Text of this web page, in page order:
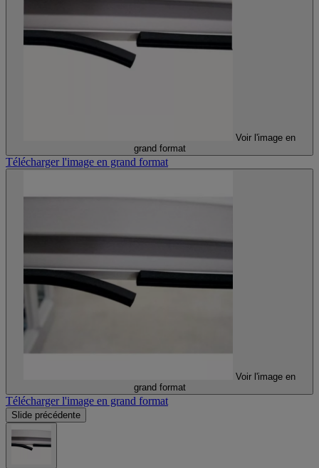
Voir l'image en
grand format
Télécharger l'image en grand format
Voir l'image en
grand format
Télécharger l'image en grand format
Slide précédente